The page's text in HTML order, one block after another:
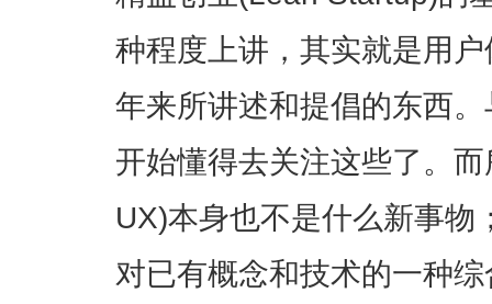
种程度上讲，其实就是用
年来所讲述和提倡的东西
开始懂得去关注这些了。
UX)本身也不是什么新事物
对已有概念和技术的一种